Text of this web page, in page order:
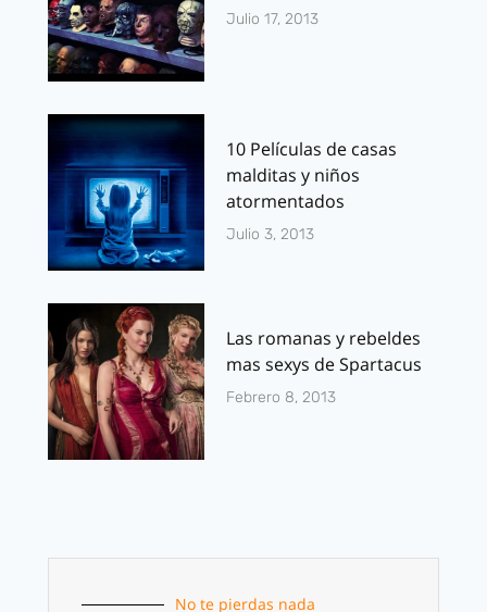
Julio 17, 2013
10 Películas de casas
malditas y niños
atormentados
Julio 3, 2013
Las romanas y rebeldes
mas sexys de Spartacus
Febrero 8, 2013
No te pierdas nada